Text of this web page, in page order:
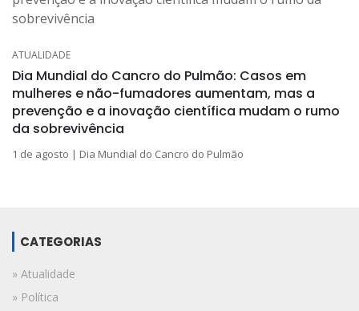
ATUALIDADE
Dia Mundial do Cancro do Pulmão: Casos em
mulheres e não-fumadores aumentam, mas a
prevenção e a inovação científica mudam o rumo
da sobrevivência
1 de agosto | Dia Mundial do Cancro do Pulmão
CATEGORIAS
» Atualidade
» Política